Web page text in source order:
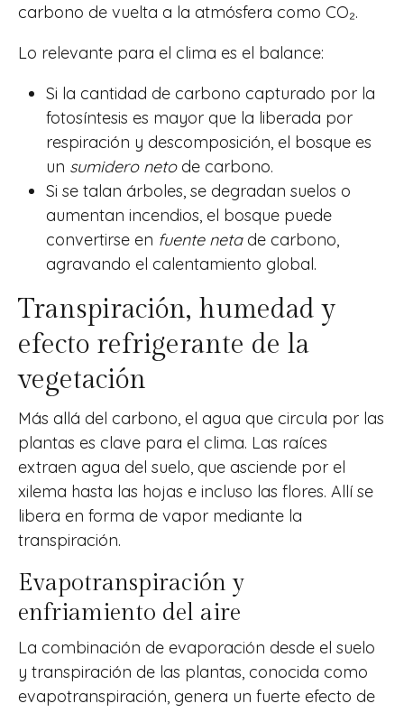
carbono de vuelta a la atmósfera como CO₂.
Lo relevante para el clima es el balance:
Si la cantidad de carbono capturado por la
fotosíntesis es mayor que la liberada por
respiración y descomposición, el bosque es
un sumidero netode carbono.
Si se talan árboles, se degradan suelos o
aumentan incendios, el bosque puede
convertirse en fuente netade carbono,
agravando el calentamiento global.
Transpiración, humedad y
efecto refrigerante de la
vegetación
Más allá del carbono, el agua que circula por las
plantas es clave para el clima. Las raíces
extraen agua del suelo, que asciende por el
xilema hasta las hojas e incluso las flores. Allí se
libera en forma de vapor mediante la
transpiración.
Evapotranspiración y
enfriamiento del aire
La combinación de evaporación desde el suelo
y transpiración de las plantas, conocida como
evapotranspiración, genera un fuerte efecto de